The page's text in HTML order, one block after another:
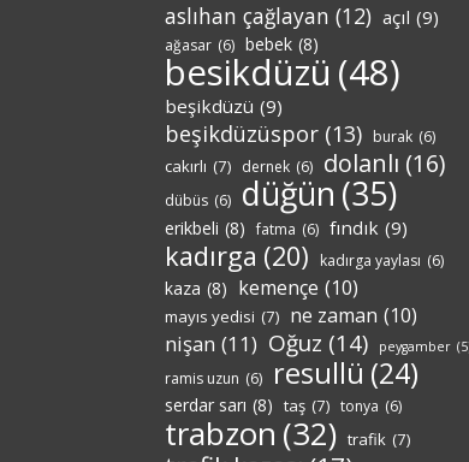
aslıhan çağlayan (12) açıl (9)
ağasar (6) bebek (8)
besikdüzü (48)
beşikdüzü (9)
beşikdüzüspor (13) burak (6)
cakırlı (7) dernek (6) dolanlı (16)
dübüs (6) düğün (35)
erikbeli (8) fatma (6) fındık (9)
kadırga (20) kadırga yaylası (6)
kaza (8) kemençe (10)
mayıs yedisi (7) ne zaman (10)
nişan (11) Oğuz (14) peygamber
ramis uzun (6) resullü (24)
serdar sarı (8) taş (7) tonya (6)
trabzon (32) trafik (7)